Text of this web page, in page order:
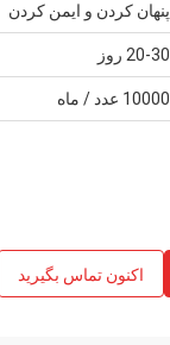
پنهان کردن و ایمن کردن
20-30 روز
10000 عدد / ماه
اکنون تماس بگیرید